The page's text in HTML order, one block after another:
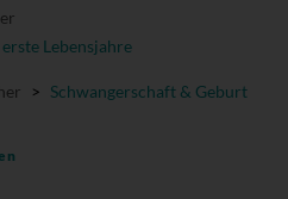
Lebensjahre
> Schwangerschaft & Geburt